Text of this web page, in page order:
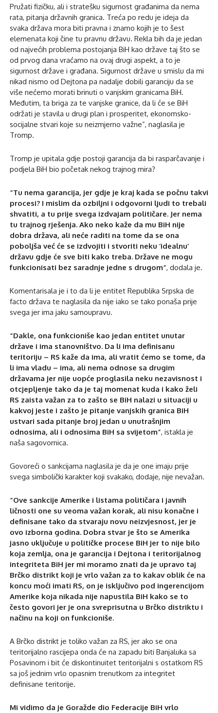
Pružati fizičku, ali i stratešku sigurnost građanima da nema
rata, pitanja državnih granica. Treća po redu je ideja da
svaka država mora biti pravna i znamo kojih je to šest
elemenata koji čine tu pravnu državu. Rekla bih da je jedan
od najvećih problema postojanja BiH kao države taj što se
od prvog dana vraćamo na ovaj drugi aspekt, a to je
sigurnost države i građana. Sigurnost države u smislu da mi
nikad nismo od Dejtona pa nadalje dobili garanciju da se
više nećemo morati brinuti o vanjskim granicama BiH.
Međutim, ta briga za te vanjske granice, da li će se BiH
održati je stavila u drugi plan i prosperitet, ekonomsko-
socijalne stvari koje su neizmjerno važne”, naglasila je
Tromp.
Tromp je upitala gdje postoji garancija da bi rasparčavanje i
podjela BiH bio početak nekog trajnog mira?
“Tu nema garancija, jer gdje je kraj kada se počnu takvi
procesi? I mislim da ozbiljni i odgovorni ljudi to trebali
shvatiti, a tu prije svega izdvajam političare. Jer nema
tu trajnog rješenja. Ako neko kaže da mu BiH nije
dobra država, ali neće raditi na tome da se ona
poboljša već će se izdvojiti i stvoriti neku ‘idealnu’
državu gdje će sve biti kako treba. Države ne mogu
funkcionisati bez saradnje jedne s drugom”, dodala je.
Komentarisala je i to da li je entitet Republika Srpska de
facto država te naglasila da nije iako se tako ponaša prije
svega jer ima jaku samoupravu.
“Dakle, ona funkcioniše kao jedan entitet unutar
države i ima stanovništvo. Da li ima definisanu
teritoriju – RS kaže da ima, ali vratit ćemo se tome, da
li ima vladu – ima, ali nema odnose sa drugim
državama jer nije uopće proglasila neku nezavisnost i
otcjepljenje tako da je taj momenat kuda i kako želi
RS zaista važan za to zašto se BiH nalazi u situaciji u
kakvoj jeste i zašto je pitanje vanjskih granica BiH
ustvari sada pitanje broj jedan u unutrašnjim
odnosima, ali i odnosima BiH sa svijetom”, istakla je
naša sagovornica.
Govoreći o sankcijama naglasila je da je one imaju prije
svega simbolički karakter koji svakako, dodaje, nije nevažan.
“Ove sankcije Amerike i listama političara i javnih
ličnosti one su veoma važan korak, ali nisu konačne i
definisane tako da stvaraju novu neizvjesnost, jer je
ovo izborna godina. Dobra stvar je što se Amerika
jasno uključuje u političke procese BiH jer to nije bilo
koja zemlja, ona je garancija i Dejtona i teritorijalnog
integriteta BiH jer mi moramo znati da je upravo taj
Brčko distrikt koji je vrlo važan za to kakav oblik će na
koncu moći imati RS, on je isključivo pod ingerencijom
Amerike koja nikada nije napustila BiH kako se to
često govori jer je ona svreprisutna u Brčko distriktu i
načinu na koji on funkcioniše.
A Brčko distrikt je toliko važan za RS, jer ako se ona
teritorijalno rascijepa onda će na zapadu biti Banjaluka sa
Posavinom i bit će diskontinuitet teritorijalni s ostatkom RS
sa još jednim vrlo opasnim trenutkom za integritet
definisane teritorije.
Mi vidimo da je Goražde dio Federacije BiH vrlo